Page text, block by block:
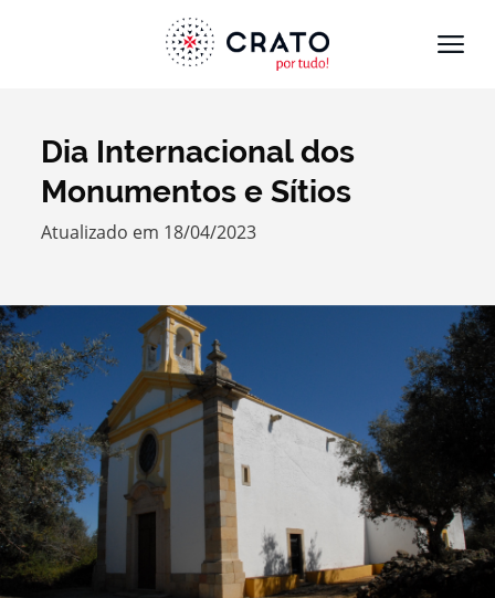
Termo de Pesquisa
Categorias gerais
Filtros
Dia Internacional dos
Monumentos e Sítios
Atualizado em 18/04/2023